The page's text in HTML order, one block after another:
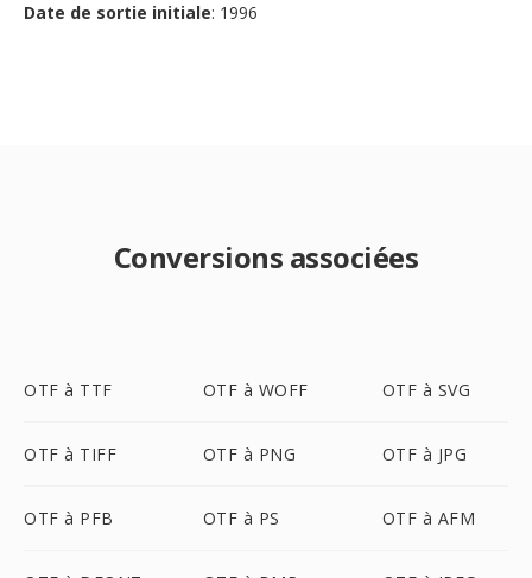
Date de sortie initiale: 1996
Conversions associées
OTF à TTF OTF à WOFF OTF à SVG
OTF à TIFF OTF à PNG OTF à JPG
OTF à PFB OTF à PS OTF à AFM